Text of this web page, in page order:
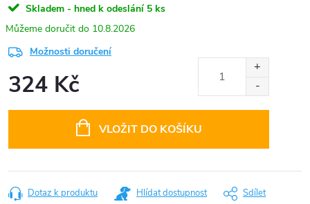
Skladem - hned k odeslání 5 ks
10.8.2026
Možnosti doručení
324 Kč
VLOŽIT DO KOŠÍKU
Dotaz k produktu Hlídat dostupnost Sdílet